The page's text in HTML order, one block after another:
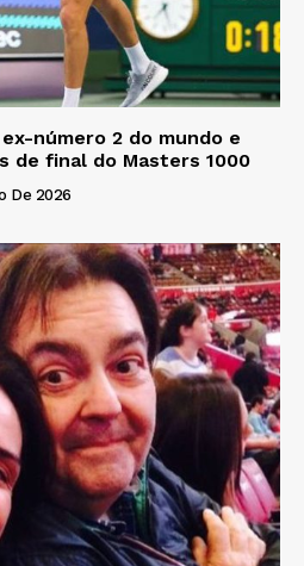
número 2 do mundo e
de final do Masters 1000
De 2026